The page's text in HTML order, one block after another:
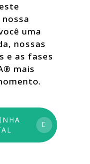
uma
nossas
e as fases
mais